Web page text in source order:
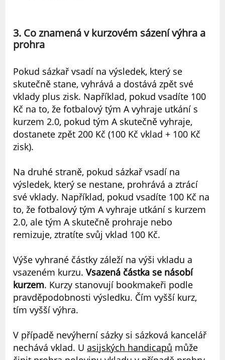
3. Co znamená v kurzovém sázení výhra a
prohra
Pokud sázkař vsadí na výsledek, který se
skutečně stane, vyhrává a dostává zpět své
vklady plus zisk. Například, pokud vsadíte 100
Kč na to, že fotbalový tým A vyhraje utkání s
kurzem 2.0, pokud tým A skutečně vyhraje,
dostanete zpět 200 Kč (100 Kč vklad + 100 Kč
zisk).
Na druhé straně, pokud sázkař vsadí na
výsledek, který se nestane, prohrává a ztrácí
své vklady. Například, pokud vsadíte 100 Kč na
to, že fotbalový tým A vyhraje utkání s kurzem
2.0, ale tým A skutečně prohraje nebo
remizuje, ztratíte svůj vklad 100 Kč.
Výše vyhrané částky záleží na výši vkladu a
vsazeném kurzu.Vsazená částka se násobí
kurzem. Kurzy stanovují bookmakeři podle
pravděpodobnosti výsledku. Čím vyšší kurz,
tím vyšší výhra.
V případě nevýherní sázky si sázková kancelář
nechává vklad. Uasijských handicapů může